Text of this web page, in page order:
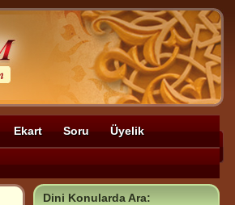
Ekart Soru Üyelik
Dini Konularda Ara: